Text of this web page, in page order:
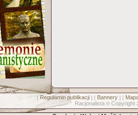
[ Regulamin publikacji] [ Bannery] [
Racjonalista © Copyright